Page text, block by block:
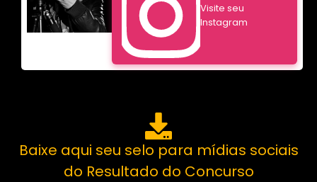
Visite seu
Instagram
Baixe aqui seu selo para mídias sociais
do Resultado do Concurso